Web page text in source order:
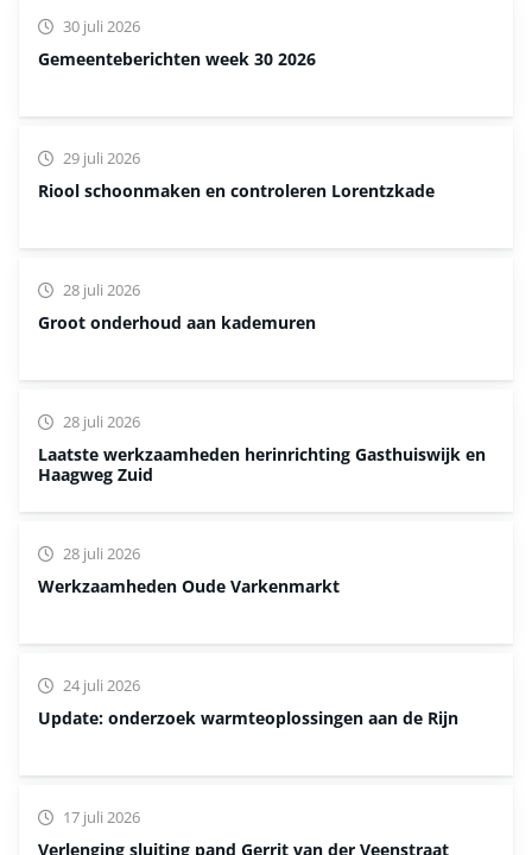
Gemeenteberichten week 30 2026
30 juli 2026
Riool schoonmaken en controleren Lorentzkade
29 juli 2026
Groot onderhoud aan kademuren
28 juli 2026
Laatste werkzaamheden herinrichting Gasthuiswijk en
Haagweg Zuid
28 juli 2026
Werkzaamheden Oude Varkenmarkt
28 juli 2026
Update: onderzoek warmteoplossingen aan de Rijn
24 juli 2026
Verlenging sluiting pand Gerrit van der Veenstraat
17 juli 2026